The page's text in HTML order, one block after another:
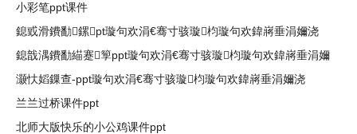
小彩笔ppt课件
鎴戜滑鐨勫鏍pt璇句欢涓€骞寸骇璇枃璇句欢鍏嶈垂涓嬭浇
鎴戠湡鐨勫緢蹇箰ppt璇句欢涓€骞寸骇璇枃璇句欢鍏嶈垂涓嬭
灏忕嫍鏁查-ppt璇句欢涓€骞寸骇璇枃璇句欢鍏嶈垂涓嬭浇
兰兰过桥课件ppt
北师大版快乐的小公鸡课件ppt